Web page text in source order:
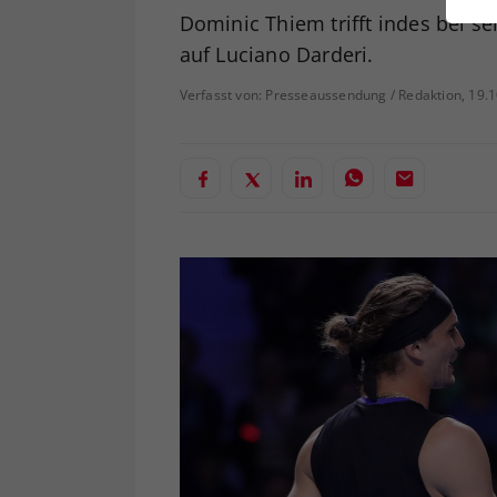
Dominic Thiem trifft indes bei
auf Luciano Darderi.
Verfasst von: Presseaussendung / Redaktion,